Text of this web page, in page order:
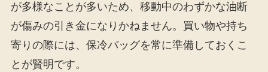
が多様なことが多いため、移動中のわずかな油断
が傷みの引き金になりかねません。買い物や持ち
寄りの際には、保冷バッグを常に準備しておくこ
とが賢明です。